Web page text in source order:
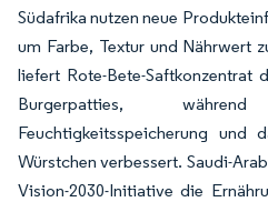
Südafrika nutzen neue
um Farbe, Textur und Nährwert
liefert Rote-Bete-Saftkonzentrat
Burgerpatties,
Feuchtigkeitsspeicherung und
Würstchen verbessert. Saudi-
Vision-2030-Initiative die